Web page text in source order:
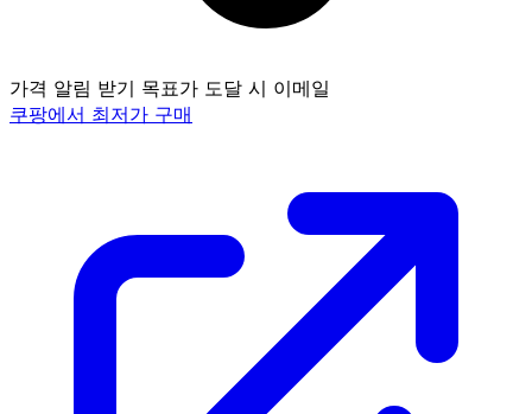
가격 알림 받기 목표가 도달 시 이메일
쿠팡에서 최저가 구매